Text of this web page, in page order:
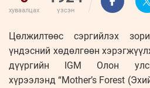
хуваалцах үзсэн
Цөлжилтөөс сэргийлэх
үндэсний хөдөлгөөн
дүүргийн IGM Олон
хүрээлэнд “Mother’s Forest